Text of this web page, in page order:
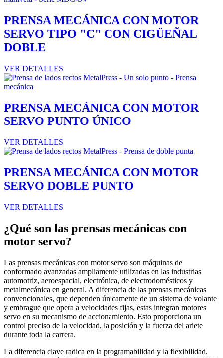
PRENSA MECÁNICA CON MOTOR
SERVO TIPO "C" CON CIGÜEÑAL
DOBLE
VER DETALLES
PRENSA MECÁNICA CON MOTOR
SERVO PUNTO ÚNICO
VER DETALLES
PRENSA MECÁNICA CON MOTOR
SERVO DOBLE PUNTO
VER DETALLES
¿Qué son las prensas mecánicas con
motor servo?
Las prensas mecánicas con motor servo son máquinas de
conformado avanzadas ampliamente utilizadas en las industrias
automotriz, aeroespacial, electrónica, de electrodomésticos y
metalmecánica en general. A diferencia de las prensas mecánicas
convencionales, que dependen únicamente de un sistema de volante
y embrague que opera a velocidades fijas, estas integran motores
servo en su mecanismo de accionamiento. Esto proporciona un
control preciso de la velocidad, la posición y la fuerza del ariete
durante toda la carrera.
La diferencia clave radica en la programabilidad y la flexibilidad.